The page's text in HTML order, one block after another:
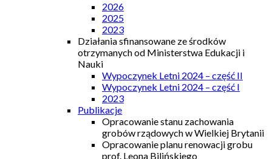
2026
2025
2023
Działania sfinansowane ze środków
otrzymanych od Ministerstwa Edukacji i
Nauki
Wypoczynek Letni 2024 – część II
Wypoczynek Letni 2024 – część I
2023
Publikacje
Opracowanie stanu zachowania
grobów rządowych w Wielkiej Brytanii
Opracowanie planu renowacji grobu
prof. Leona Bilińskiego